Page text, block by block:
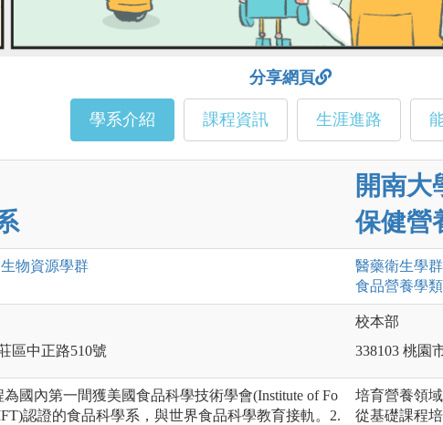
分享網頁
學系介紹 課程資訊 生涯進路
開南大
保健營
生物資源學群
醫藥衛生學群
食品營養學類
區中正路510號
校本部
338103 桃園
國內第一間獲美國食品科學技術學會(Institute of Fo
IFT)認證的食品科學系，與世界食品科學教育接軌。2.
培育營養領
從基礎課程